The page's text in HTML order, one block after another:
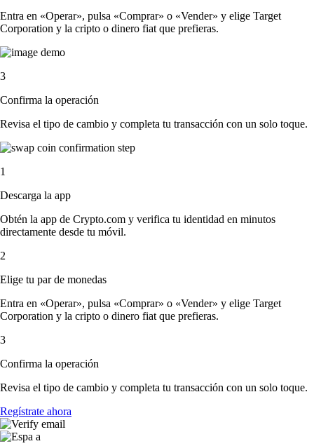
Entra en «Operar», pulsa «Comprar» o «Vender» y elige Target
Corporation y la cripto o dinero fiat que prefieras.
3
Confirma la operación
Revisa el tipo de cambio y completa tu transacción con un solo toque.
1
Descarga la app
Obtén la app de Crypto.com y verifica tu identidad en minutos
directamente desde tu móvil.
2
Elige tu par de monedas
Entra en «Operar», pulsa «Comprar» o «Vender» y elige Target
Corporation y la cripto o dinero fiat que prefieras.
3
Confirma la operación
Revisa el tipo de cambio y completa tu transacción con un solo toque.
Regístrate ahora